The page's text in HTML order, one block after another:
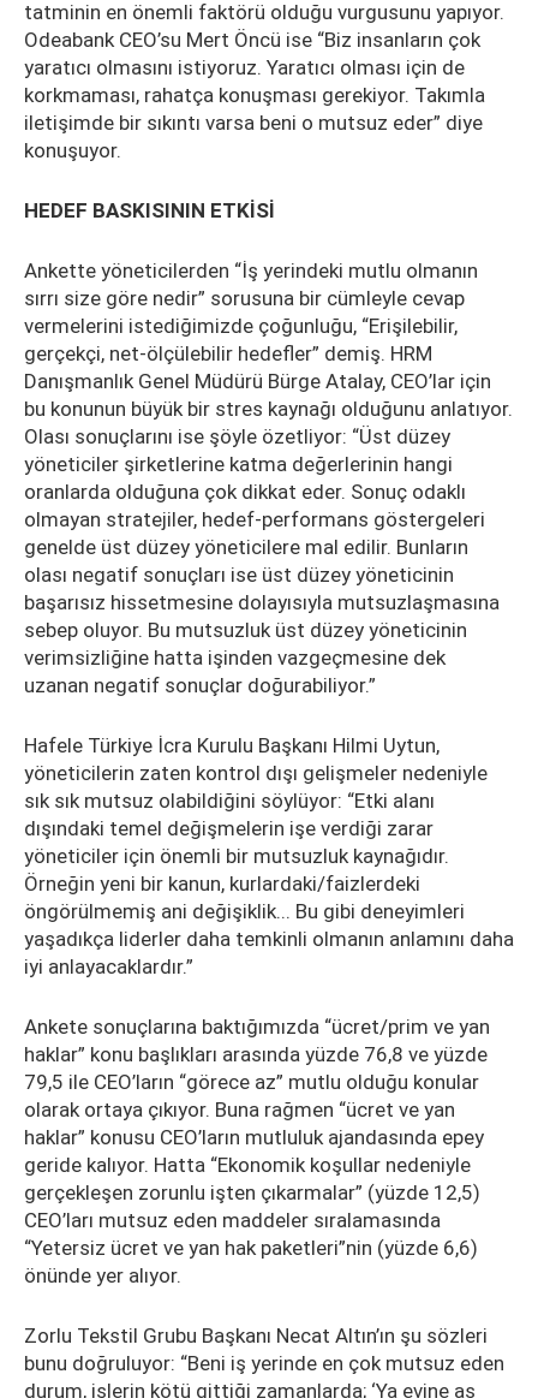
tatminin en önemli faktörü olduğu vurgusunu yapıyor.
Odeabank CEO’su Mert Öncü ise “Biz insanların çok
yaratıcı olmasını istiyoruz. Yaratıcı olması için de
korkmaması, rahatça konuşması gerekiyor. Takımla
iletişimde bir sıkıntı varsa beni o mutsuz eder” diye
konuşuyor.
HEDEF BASKISININ ETKİSİ
Ankette yöneticilerden “İş yerindeki mutlu olmanın
sırrı size göre nedir” sorusuna bir cümleyle cevap
vermelerini istediğimizde çoğunluğu, “Erişilebilir,
gerçekçi, net-ölçülebilir hedefler” demiş. HRM
Danışmanlık Genel Müdürü Bürge Atalay, CEO’lar için
bu konunun büyük bir stres kaynağı olduğunu anlatıyor.
Olası sonuçlarını ise şöyle özetliyor: “Üst düzey
yöneticiler şirketlerine katma değerlerinin hangi
oranlarda olduğuna çok dikkat eder. Sonuç odaklı
olmayan stratejiler, hedef-performans göstergeleri
genelde üst düzey yöneticilere mal edilir. Bunların
olası negatif sonuçları ise üst düzey yöneticinin
başarısız hissetmesine dolayısıyla mutsuzlaşmasına
sebep oluyor. Bu mutsuzluk üst düzey yöneticinin
verimsizliğine hatta işinden vazgeçmesine dek
uzanan negatif sonuçlar doğurabiliyor.”
Hafele Türkiye İcra Kurulu Başkanı Hilmi Uytun,
yöneticilerin zaten kontrol dışı gelişmeler nedeniyle
sık sık mutsuz olabildiğini söylüyor: “Etki alanı
dışındaki temel değişmelerin işe verdiği zarar
yöneticiler için önemli bir mutsuzluk kaynağıdır.
Örneğin yeni bir kanun, kurlardaki/faizlerdeki
öngörülmemiş ani değişiklik... Bu gibi deneyimleri
yaşadıkça liderler daha temkinli olmanın anlamını daha
iyi anlayacaklardır.”
Ankete sonuçlarına baktığımızda “ücret/prim ve yan
haklar” konu başlıkları arasında yüzde 76,8 ve yüzde
79,5 ile CEO’ların “görece az” mutlu olduğu konular
olarak ortaya çıkıyor. Buna rağmen “ücret ve yan
haklar” konusu CEO’ların mutluluk ajandasında epey
geride kalıyor. Hatta “Ekonomik koşullar nedeniyle
gerçekleşen zorunlu işten çıkarmalar” (yüzde 12,5)
CEO’ları mutsuz eden maddeler sıralamasında
“Yetersiz ücret ve yan hak paketleri”nin (yüzde 6,6)
önünde yer alıyor.
Zorlu Tekstil Grubu Başkanı Necat Altın’ın şu sözleri
bunu doğruluyor: “Beni iş yerinde en çok mutsuz eden
durum, işlerin kötü gittiği zamanlarda; ‘Ya evine aş